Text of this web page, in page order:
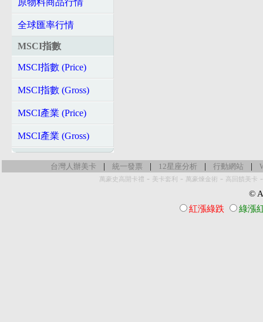
原物料商品行情
全球匯率行情
MSCI指數
MSCI指數 (Price)
MSCI指數 (Gross)
MSCI產業 (Price)
MSCI產業 (Gross)
台灣人辦美卡 | 統一發票 | 12星座分析 | 行動網站 |
萬豪史高開卡禮 - 美卡套利 - 萬豪煉金術 - 高回饋美卡
©
紅漲綠跌
綠漲